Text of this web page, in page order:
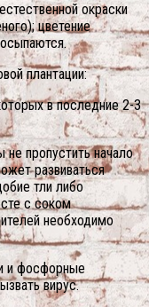
окраски
цветение
плантации:
в последние 2-3
пропустить начало
развиваться
тли либо
с соком
необходимо
и фосфорные
вирус.